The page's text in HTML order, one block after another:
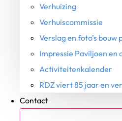
Verhuizing
Verhuiscommissie
Verslag en foto’s bouw
Impressie Paviljoen en
Activiteitenkalender
RDZ viert 85 jaar en
Contact